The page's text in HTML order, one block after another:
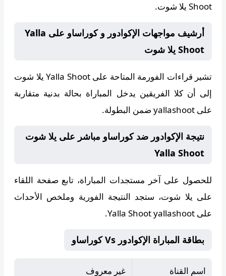
Shoot يلا شوت.
أرشيف مواجهات الإكوادور و كوراساو على Yalla
Shoot يلا شوت
تشير قراءات الفورمة المتاحة علىYalla Shoot يلا شوت
إلى أن كلا الفريقين يدخل المباراة بحالة بدنية متقاربة
على yallashoot ضمن البطولة.
نتيجة الإكوادور ضد كوراساو مباشر على يلا شوت
Yalla Shoot
للحصول على آخر مستجدات المباراة، تابع صفحة اللقاء
على يلا شوت، ستجد النتيجة الفورية وملخص الأحداث
على Yalla Shoot yallashoot.
بطاقة المباراة الإكوادور Vs كوراساو
اسم القناة غير معروف